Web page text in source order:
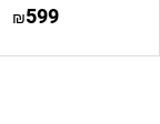
599
₪